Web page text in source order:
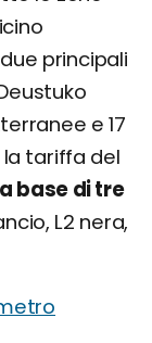
principali
e 17
la tariffa del
base di tre
L2 nera,